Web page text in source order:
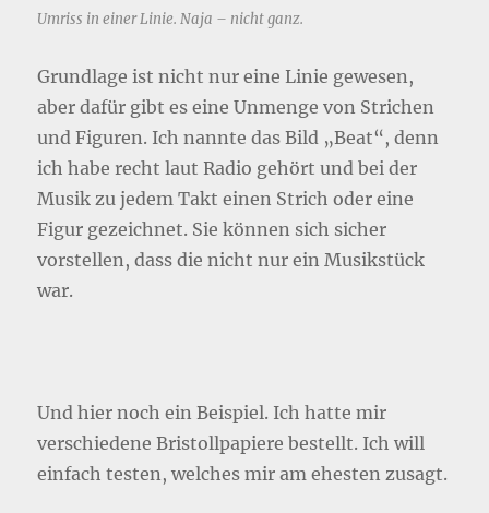
Umriss in einer Linie. Naja – nicht ganz.
Grundlage ist nicht nur eine Linie gewesen,
aber dafür gibt es eine Unmenge von Strichen
und Figuren. Ich nannte das Bild „Beat“, denn
ich habe recht laut Radio gehört und bei der
Musik zu jedem Takt einen Strich oder eine
Figur gezeichnet. Sie können sich sicher
vorstellen, dass die nicht nur ein Musikstück
war.
Und hier noch ein Beispiel. Ich hatte mir
verschiedene Bristollpapiere bestellt. Ich will
einfach testen, welches mir am ehesten zusagt.